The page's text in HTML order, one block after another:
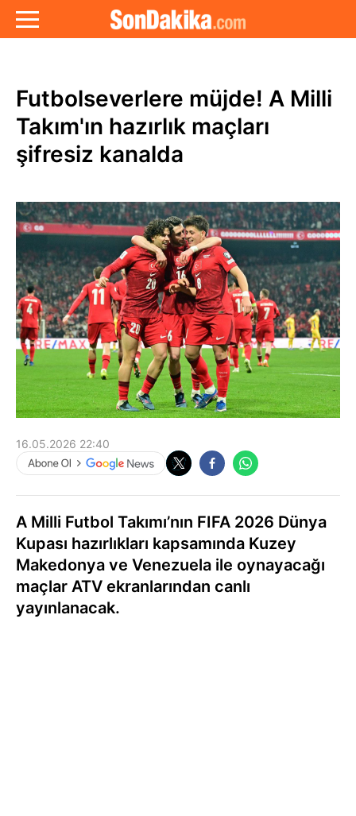
Futbolseverlere müjde! A Milli
Takım'ın hazırlık maçları
şifresiz kanalda
16.05.2026 22:40
A Milli Futbol Takımı’nın FIFA 2026 Dünya
Kupası hazırlıkları kapsamında Kuzey
Makedonya ve Venezuela ile oynayacağı
maçlar ATV ekranlarından canlı
yayınlanacak.